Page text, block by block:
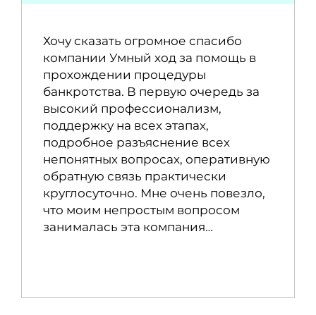
Хочу сказать огромное спасибо
компании Умный ход за помощь в
прохождении процедуры
банкротства. В первую очередь за
высокий профессионализм,
поддержку на всех этапах,
подробное разъяснение всех
непонятных вопросах, оперативную
обратную связь практически
круглосуточно. Мне очень повезло,
что моим непростым вопросом
занималась эта компания…